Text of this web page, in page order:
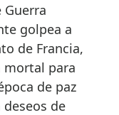
Guerra
golpea a
de Francia,
mortal para
de paz
de